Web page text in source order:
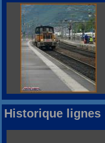
Historique lignes